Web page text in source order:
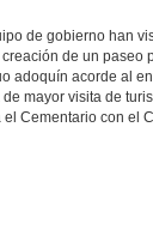
de gobierno han
de un
adoquín acorde al
mayor visita de
Cementario con el